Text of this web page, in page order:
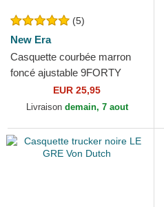
(5)
New Era
Casquette courbée marron
foncé ajustable 9FORTY
League Essential New York
Yankees MLB New Era
EUR 25,95
Livraison demain, 7 aout